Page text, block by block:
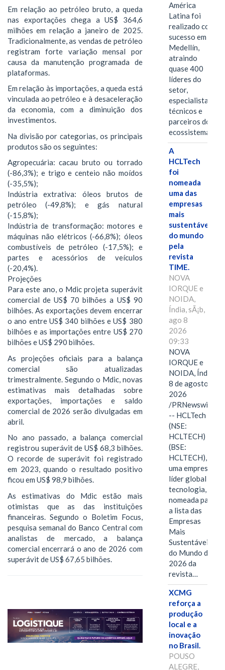
Em relação ao petróleo bruto, a queda
nas exportações chega a US$ 364,6
milhões em relação a janeiro de 2025.
Tradicionalmente, as vendas de petróleo
registram forte variação mensal por
causa da manutenção programada de
plataformas.
Em relação às importações, a queda está
vinculada ao petróleo e à desaceleração
da economia, com a diminuição dos
investimentos.
Na divisão por categorias, os principais
produtos são os seguintes:
Agropecuária: cacau bruto ou torrado
(-86,3%); e trigo e centeio não moídos
(-35,5%);
Indústria extrativa: óleos brutos de
petróleo (-49,8%); e gás natural
(-15,8%);
Indústria de transformação: motores e
máquinas não elétricos (-66,8%); óleos
combustíveis de petróleo (-17,5%); e
partes e acessórios de veículos
(-20,4%).
Projeções
Para este ano, o Mdic projeta superávit
comercial de US$ 70 bilhões a US$ 90
bilhões. As exportações devem encerrar
o ano entre US$ 340 bilhões e US$ 380
bilhões e as importações entre US$ 270
bilhões e US$ 290 bilhões.
As projeções oficiais para a balança
comercial são atualizadas
trimestralmente. Segundo o Mdic, novas
estimativas mais detalhadas sobre
exportações, importações e saldo
comercial de 2026 serão divulgadas em
abril.
No ano passado, a balança comercial
registrou superávit de US$ 68,3 bilhões.
O recorde de superávit foi registrado
em 2023, quando o resultado positivo
ficou em US$ 98,9 bilhões.
As estimativas do Mdic estão mais
otimistas que as das instituições
financeiras. Segundo o Boletim Focus,
pesquisa semanal do Banco Central com
analistas de mercado, a balança
comercial encerrará o ano de 2026 com
superávit de US$ 67,65 bilhões.
América
Latina foi
realizado com
sucesso em
Medellín,
atraindo
quase 400
líderes do
setor,
especialistas
técnicos e
parceiros do
ecossistema.…
A
HCLTech
foi
nomeada
uma das
empresas
mais
sustentáveis
do mundo
pela
revista
TIME.
NOVA
IORQUE e
NOIDA,
Índia, sÃ¡b,
ago 8
2026
09:33
NOVA
IORQUE e
NOIDA, Índia,
8 de agosto de
2026
/PRNewswire/
-- HCLTech
(NSE:
HCLTECH)
(BSE:
HCLTECH),
uma empresa
líder global em
tecnologia, foi
nomeada para
a lista das
Empresas
Mais
Sustentáveis
do Mundo de
2026 da
revista…
XCMG
reforça a
produção
local e a
inovação
no Brasil.
POUSO
ALEGRE,